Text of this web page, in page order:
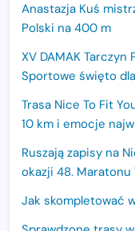
Anastazja Kuś
Polski na 400 m
XV DAMAK Tarczyn
Sportowe święto
Trasa Nice To Fit
10 km i emocje
Ruszają zapisy na
okazji 48. Maratonu
Jak skompletować